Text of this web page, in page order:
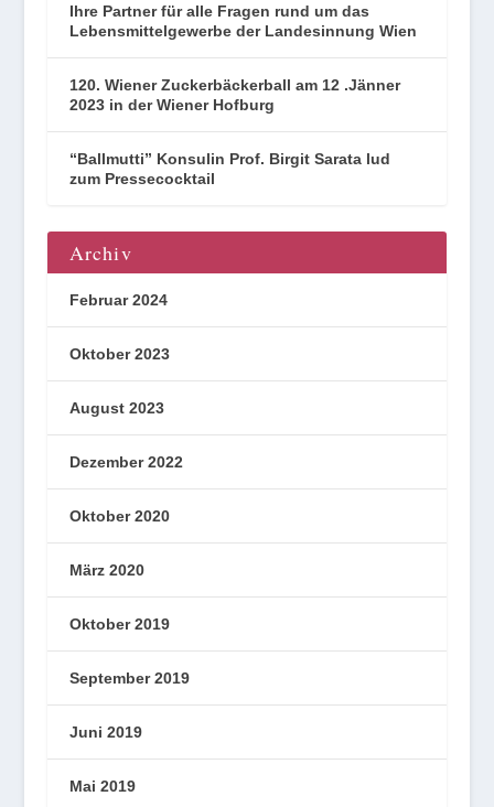
Ihre Partner für alle Fragen rund um das
Lebensmittelgewerbe der Landesinnung Wien
120. Wiener Zuckerbäckerball am 12 .Jänner
2023 in der Wiener Hofburg
“Ballmutti” Konsulin Prof. Birgit Sarata lud
zum Pressecocktail
Archiv
Februar 2024
Oktober 2023
August 2023
Dezember 2022
Oktober 2020
März 2020
Oktober 2019
September 2019
Juni 2019
Mai 2019